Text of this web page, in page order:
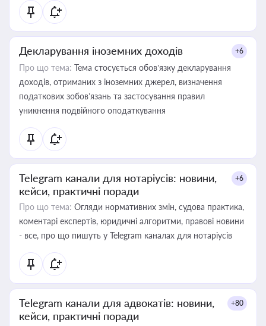
Декларування іноземних доходів +6
Про що тема: Тема стосується обов’язку декларування
доходів, отриманих з іноземних джерел, визначення
податкових зобов’язань та застосування правил
уникнення подвійного оподаткування
Telegram канали для нотаріусів: новини,
кейси, практичні поради
+6
Про що тема: Огляди нормативних змін, судова практика,
коментарі експертів, юридичні алгоритми, правові новини
- все, про що пишуть у Telegram каналах для нотаріусів
Telegram канали для адвокатів: новини,
кейси, практичні поради
+80